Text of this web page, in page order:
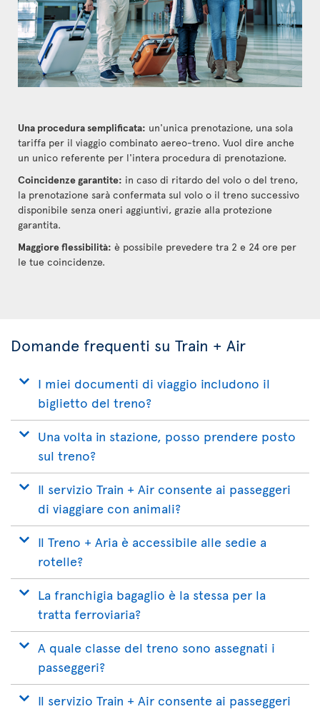
Una procedura semplificata: un'unica prenotazione, una sola
tariffa per il viaggio combinato aereo-treno. Vuol dire anche
un unico referente per l'intera procedura di prenotazione.
Coincidenze garantite: in caso di ritardo del volo o del treno,
la prenotazione sarà confermata sul volo o il treno successivo
disponibile senza oneri aggiuntivi, grazie alla protezione
garantita.
Maggiore flessibilità: è possibile prevedere tra 2 e 24 ore per
le tue coincidenze.
Domande frequenti su Train + Air
I miei documenti di viaggio includono il
biglietto del treno?
Una volta in stazione, posso prendere posto
sul treno?
Il servizio Train + Air consente ai passeggeri
di viaggiare con animali?
Il Treno + Aria è accessibile alle sedie a
rotelle?
La franchigia bagaglio è la stessa per la
tratta ferroviaria?
A quale classe del treno sono assegnati i
passeggeri?
Il servizio Train + Air consente ai passeggeri